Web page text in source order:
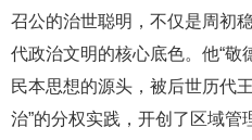
召公的治世聪明，不仅是周初
代政治文明的核心底色。他“敬
民本思想的源头，被后世历代
治”的分权实践，开创了区域管